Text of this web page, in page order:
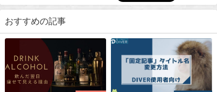
おすすめの記事